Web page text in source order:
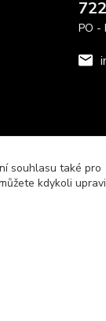
PO -
souhlasu také pro
kdykoli